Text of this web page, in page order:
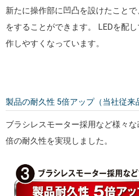
新たに操作部に凹凸を設けたこと
をすることができます。 LEDを配
作しやすくなっています。
製品の耐久性 5倍アップ（当社従来
ブラシレスモーター採用など様々
倍の耐久性を実現しました。